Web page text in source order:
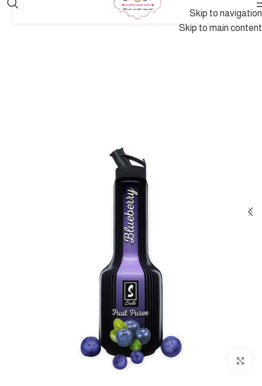
Skip to navigation
Skip to main content